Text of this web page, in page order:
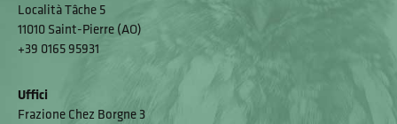
Località Tâche 5
11010 Saint-Pierre (AO)
+39 0165 95931
Uffici
Frazione Chez Borgne 3